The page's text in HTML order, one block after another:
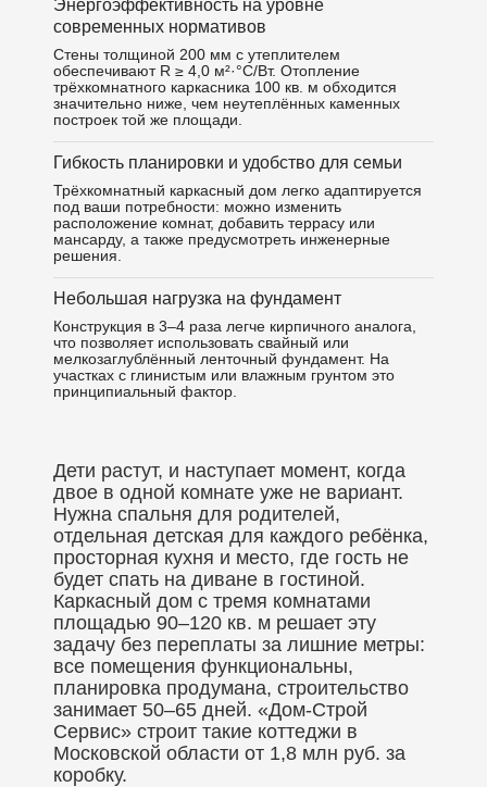
Энергоэффективность на уровне
современных нормативов
Стены толщиной 200 мм с утеплителем
обеспечивают R ≥ 4,0 м²·°С/Вт. Отопление
трёхкомнатного каркасника 100 кв. м обходится
значительно ниже, чем неутеплённых каменных
построек той же площади.
Гибкость планировки и удобство для семьи
Трёхкомнатный каркасный дом легко адаптируется
под ваши потребности: можно изменить
расположение комнат, добавить террасу или
мансарду, а также предусмотреть инженерные
решения.
Небольшая нагрузка на фундамент
Конструкция в 3–4 раза легче кирпичного аналога,
что позволяет использовать свайный или
мелкозаглублённый ленточный фундамент. На
участках с глинистым или влажным грунтом это
принципиальный фактор.
Дети растут, и наступает момент, когда
двое в одной комнате уже не вариант.
Нужна спальня для родителей,
отдельная детская для каждого ребёнка,
просторная кухня и место, где гость не
будет спать на диване в гостиной.
Каркасный дом с тремя комнатами
площадью 90–120 кв. м решает эту
задачу без переплаты за лишние метры:
все помещения функциональны,
планировка продумана, строительство
занимает 50–65 дней. «Дом-Строй
Сервис» строит такие коттеджи в
Московской области от 1,8 млн руб. за
коробку.